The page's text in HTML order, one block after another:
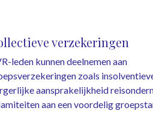
verzekeringen
leden kunnen deelnemen aan
zoals
aansprakelijkheid
aan een voordelig